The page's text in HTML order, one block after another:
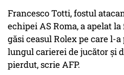
Francesco Totti, fostul
echipei AS Roma, a apelat
găsi ceasul Rolex pe care l-
lungul carierei de jucător şi
pierdut, scrie AFP.